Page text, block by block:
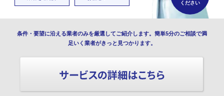
ください
条件・要望に沿える業者のみを厳選してご紹介します。簡単5分のご相談で満
足いく業者がきっと見つかります。